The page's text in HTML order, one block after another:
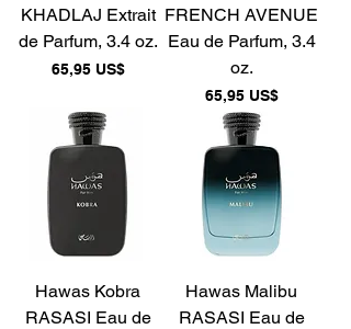
KHADLAJ Extrait
de Parfum, 3.4 oz.
Precio
65,95 US$
FRENCH AVENUE
Eau de Parfum, 3.4
oz.
Precio
65,95 US$
Hawas Kobra
RASASI Eau de
Hawas Malibu
RASASI Eau de